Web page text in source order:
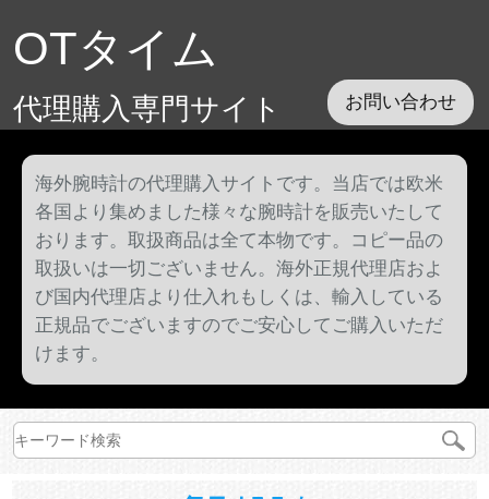
OTタイム
代理購入専門サイト お問い合わせ
海外腕時計の代理購入サイトです。当店では欧米
各国より集めました様々な腕時計を販売いたして
おります。取扱商品は全て本物です。コピー品の
取扱いは一切ございません。海外正規代理店およ
び国内代理店より仕入れもしくは、輸入している
正規品でございますのでご安心してご購入いただ
けます。